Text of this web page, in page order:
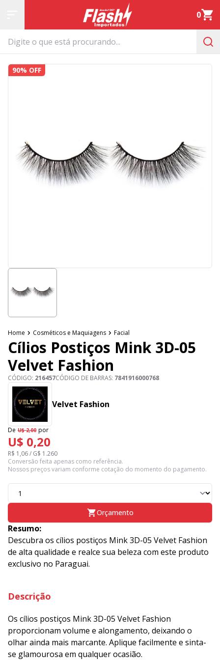
0
90% OFF
Home Cosméticos e Maquiagens Facial
Cílios Postiços Mink 3D-05
Velvet Fashion
CÓDIGO: 216457CÓDIGO DE BARRAS: 7841916000768
Velvet Fashion
De U$ 2,00 por
U$ 0,20
R$ 1,06 / G$ 1.260
Conversão feita apenas como referência.
Nossos preços variam conforme cotação do momento do pagamento.
Orçamento
Resumo:
Descubra os cílios postiços Mink 3D-05 Velvet Fashion
de alta qualidade e realce sua beleza com este produto
exclusivo no Paraguai.
Descrição
Os cílios postiços Mink 3D-05 Velvet Fashion
proporcionam volume e alongamento, deixando o
olhar ainda mais marcante. Aplique facilmente e sinta-
se glamourosa em qualquer ocasião.